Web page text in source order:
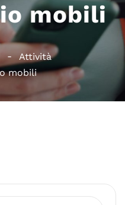
mobili
Attività
mobili